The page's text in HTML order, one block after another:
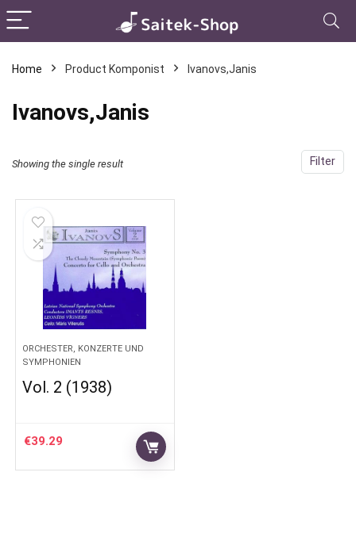
Home Product Komponist Ivanovs,Janis
Ivanovs,Janis
Filter
Showing the single result
ORCHESTER, KONZERTE UND
SYMPHONIEN
Vol. 2 (1938)
€39.29